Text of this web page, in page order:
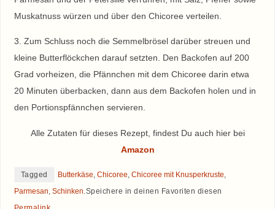
Muskatnuss würzen und über den Chicoree verteilen.
3. Zum Schluss noch die Semmelbrösel darüber streuen und
kleine Butterflöckchen darauf setzten. Den Backofen auf 200
Grad vorheizen, die Pfännchen mit dem Chicoree darin etwa
20 Minuten überbacken, dann aus dem Backofen holen und in
den Portionspfännchen servieren.
Alle Zutaten für dieses Rezept, findest Du auch hier bei
Amazon
Tagged Butterkäse, Chicoree, Chicoree mit Knusperkruste,
Parmesan, Schinken.Speichere in deinen Favoriten diesen